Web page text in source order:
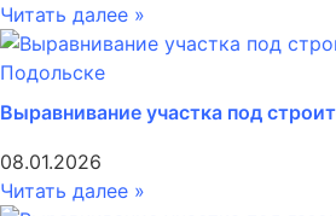
Читать далее »
Выравнивание участка под
08.01.2026
Читать далее »